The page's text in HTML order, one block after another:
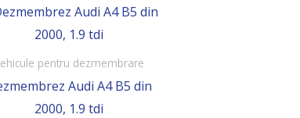
pentru dezmembrare
Audi A4 B5 din
2000, 1.9 tdi